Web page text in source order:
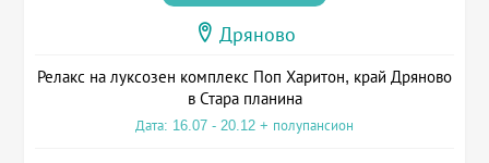
Дряново
Релакс на луксозен комплекс Поп Харитон, край Дряново
в Стара планина
Дата: 16.07 - 20.12 + полупансион